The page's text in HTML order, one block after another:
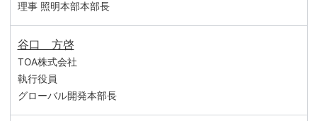
理事 照明本部本部長
谷口 方啓
TOA株式会社
執行役員
グローバル開発本部長